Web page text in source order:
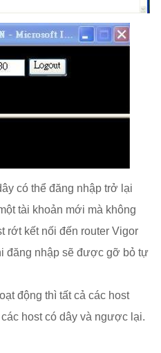
có thể đăng nhập trở lại
tài khoản mới mà không
rớt kết nối đến router Vigor
đăng nhập sẽ được gỡ bỏ tự
động thì tất cả các host
host có dây và ngược lại.